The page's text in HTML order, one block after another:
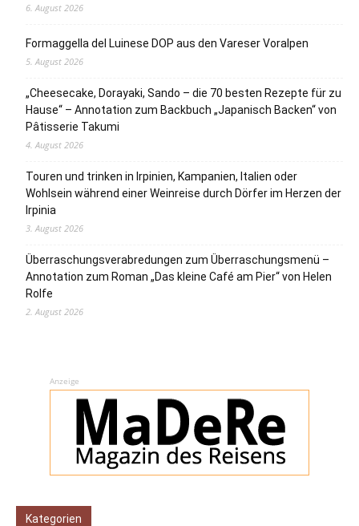
6. August 2026
Formaggella del Luinese DOP aus den Vareser Voralpen
5. August 2026
„Cheesecake, Dorayaki, Sando – die 70 besten Rezepte für zu
Hause“ – Annotation zum Backbuch „Japanisch Backen“ von
Pâtisserie Takumi
4. August 2026
Touren und trinken in Irpinien, Kampanien, Italien oder
Wohlsein während einer Weinreise durch Dörfer im Herzen der
Irpinia
3. August 2026
Überraschungsverabredungen zum Überraschungsmenü –
Annotation zum Roman „Das kleine Café am Pier“ von Helen
Rolfe
2. August 2026
Anzeige
Kategorien